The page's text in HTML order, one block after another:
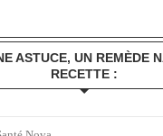
ASTUCE, UN REMÈDE
RECETTE :